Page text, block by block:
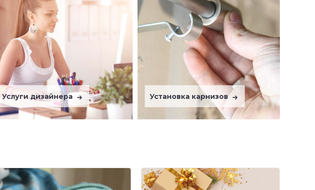
Услуги дизайнера Установка карнизов